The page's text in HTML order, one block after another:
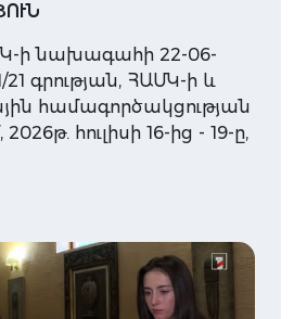
ի նախագահի 22-06-
21 գրության, ՀԱՄԿ-ի և
համագործակցության
հուլիսի 16-ից - 19-ը,